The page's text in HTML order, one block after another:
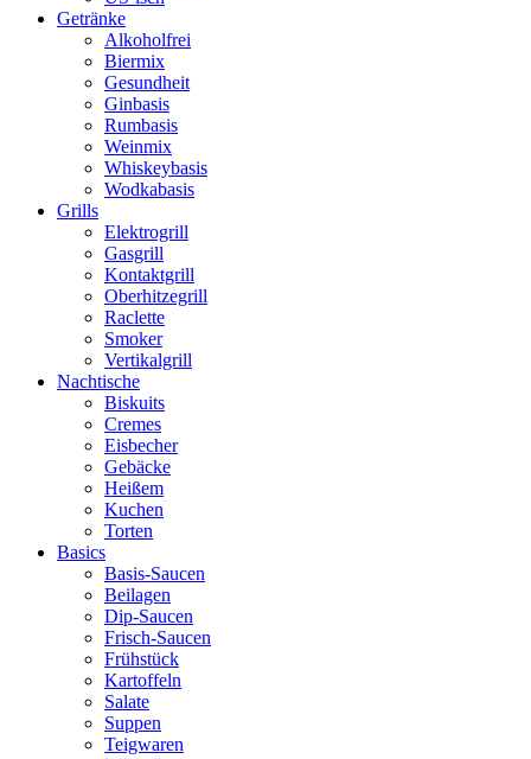
Getränke
Alkoholfrei
Biermix
Gesundheit
Ginbasis
Rumbasis
Weinmix
Whiskeybasis
Wodkabasis
Grills
Elektrogrill
Gasgrill
Kontaktgrill
Oberhitzegrill
Raclette
Smoker
Vertikalgrill
Nachtische
Biskuits
Cremes
Eisbecher
Gebäcke
Heißem
Kuchen
Torten
Basics
Basis-Saucen
Beilagen
Dip-Saucen
Frisch-Saucen
Frühstück
Kartoffeln
Salate
Suppen
Teigwaren